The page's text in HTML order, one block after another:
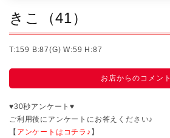
きこ （41）
T:159 B:87(G) W:59 H:87
お店からのコメント
♥30秒アンケート♥
ご利用後にアンケートにお答えください♪
【 アンケートはコチラ♪ 】